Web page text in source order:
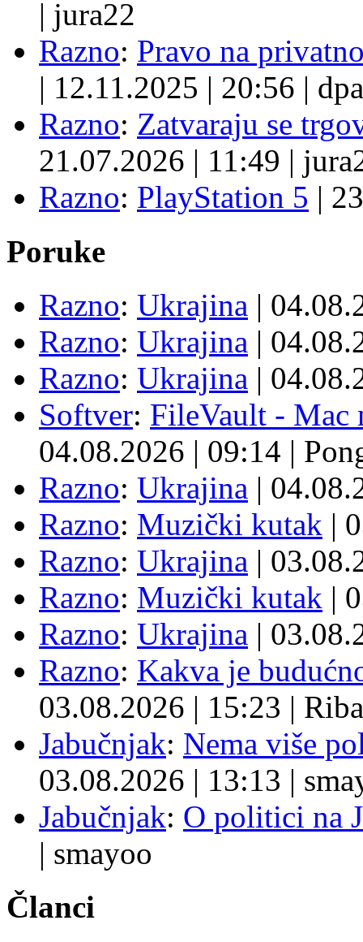
| jura22
Razno: Pravo na
| 12.11.2025 | 20:56 |
Razno: Zatvaraju se
21.07.2026 | 11:49 |
Razno: PlayStation 5 |
Poruke
Razno: Ukrajina |
Razno: Ukrajina |
Razno: Ukrajina |
Softver: FileVault - Mac
04.08.2026 | 09:14 |
Razno: Ukrajina |
Razno: Muzički kutak |
Razno: Ukrajina |
Razno: Muzički kutak |
Razno: Ukrajina |
Razno: Kakva je
03.08.2026 | 15:23 | Riba
Jabučnjak: Nema više
03.08.2026 | 13:13 |
Jabučnjak: O politici na
| smayoo
Članci